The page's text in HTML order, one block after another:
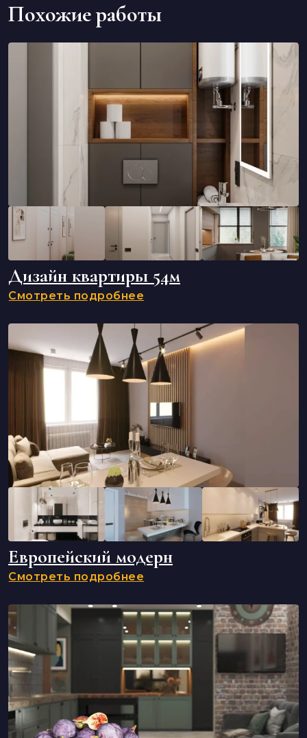
Похожие работы
Дизайн квартиры 54м
Смотреть подробнее
Европейский модерн
Смотреть подробнее